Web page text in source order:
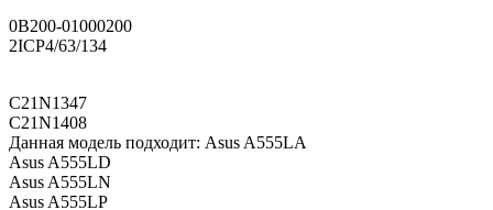
0B200-01000200
2ICP4/63/134
C21N1347
C21N1408
Данная модель подходит: Asus A555LA
Asus A555LD
Asus A555LN
Asus A555LP